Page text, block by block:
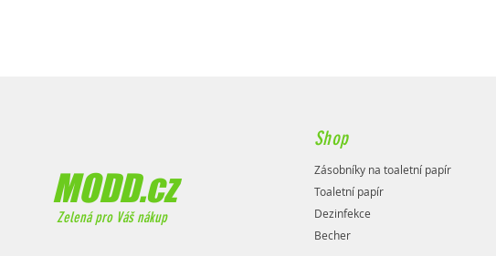
Zelená pro Váš nákup
MODD.cz
Shop
Zásobníky na toaletní papír
Toaletní papír
Dezinfekce
Becher